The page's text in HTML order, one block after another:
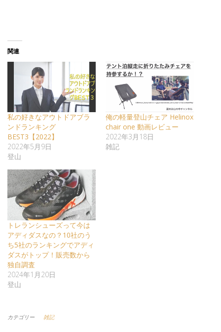
関連
私の好きなアウトドアブラ
ンドランキング
BEST3【2022】
2022年5月9日
登山
俺の軽量登山チェア Helinox
chair one 動画レビュー
2022年3月18日
雑記
トレランシューズって今は
アディダスなの？10社のう
ち5社のランキングでアディ
ダスがトップ！販売数から
独自調査
2024年1月20日
登山
カテゴリー 雑記